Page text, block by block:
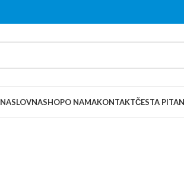
NASLOVNASHOPO NAMAKONTAKTČESTA